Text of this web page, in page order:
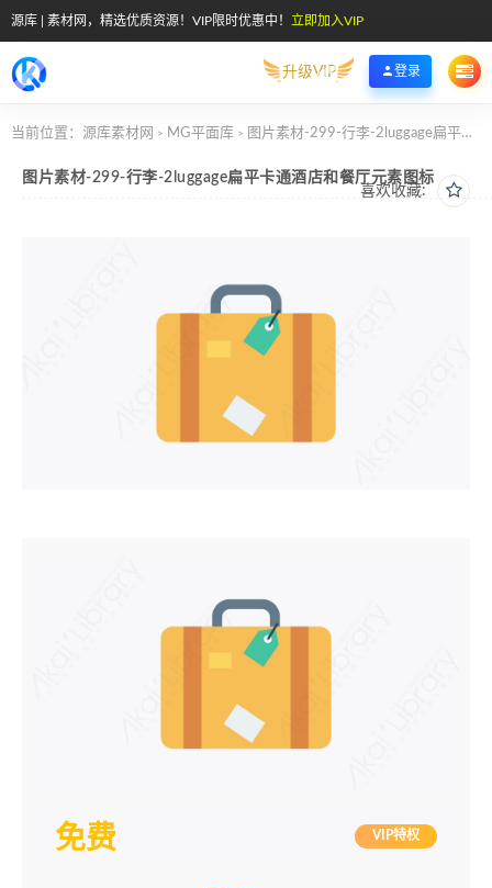
源库 | 素材网，精选优质资源！VIP限时优惠中！ 立即加入VIP
升级VIP 登录
当前位置： 源库素材网 > MG平面库 > 图片素材-299-行李-2luggage扁平卡通酒店和餐厅元素图标
喜欢收藏:
图片素材-299-行李-2luggage扁平卡通酒店和餐厅元素图标
免费 VIP特权